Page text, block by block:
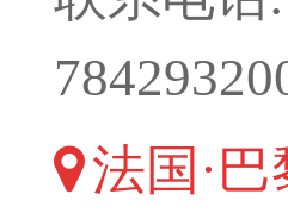
zt_188
适合您
让您在大
法国·巴